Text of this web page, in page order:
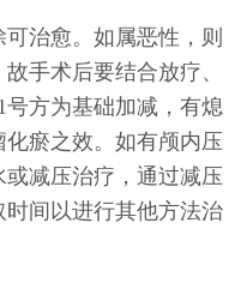
治愈。如属恶性，则
手术后要结合放疗、
方为基础加减，有熄
瘀之效。如有颅内压
减压治疗，通过减压
间以进行其他方法治